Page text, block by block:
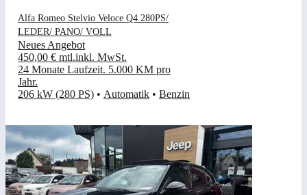
Alfa Romeo Stelvio Veloce Q4 280PS/
LEDER/ PANO/ VOLL
Neues Angebot
450,00 € mtl.inkl. MwSt.
24 Monate Laufzeit. 5.000 KM pro
Jahr.
206 kW (280 PS) • Automatik • Benzin